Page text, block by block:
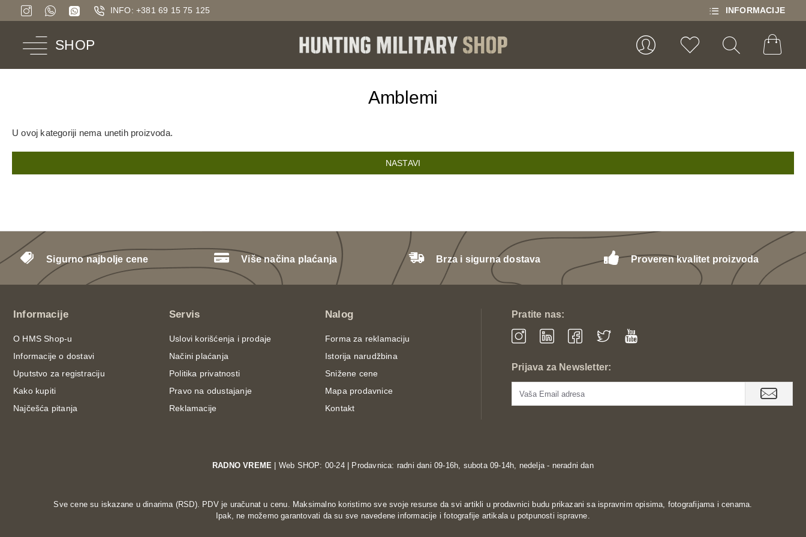
INFO: +381 69 15 75 125 INFORMACIJE
SHOP
Amblemi
U ovoj kategoriji nema unetih proizvoda.
NASTAVI
Sigurno najbolje cene Više načina plaćanja Brza i sigurna dostava Proveren kvalitet proizvoda
Informacije
O HMS Shop-u
Informacije o dostavi
Uputstvo za registraciju
Kako kupiti
Najčešća pitanja
Servis
Uslovi korišćenja i prodaje
Načini plaćanja
Politika privatnosti
Pravo na odustajanje
Reklamacije
Nalog
Forma za reklamaciju
Istorija narudžbina
Snižene cene
Mapa prodavnice
Kontakt
Pratite nas:
Prijava za Newsletter:
RADNO VREME | Web SHOP: 00-24 | Prodavnica: radni dani 09-16h, subota 09-14h, nedelja - neradni dan
Sve cene su iskazane u dinarima (RSD). PDV je uračunat u cenu. Maksimalno koristimo sve svoje resurse da svi artikli u prodavnici budu prikazani sa ispravnim opisima, fotografijama i cenama.
Ipak, ne možemo garantovati da su sve navedene informacije i fotografije artikala u potpunosti ispravne.